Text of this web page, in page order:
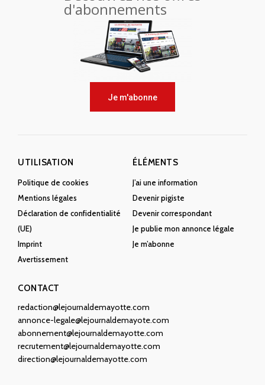
d'abonnements
Je m'abonne
UTILISATION
Politique de cookies
Mentions légales
Déclaration de confidentialité
(UE)
Imprint
Avertissement
ÉLÉMENTS
J’ai une information
Devenir pigiste
Devenir correspondant
Je publie mon annonce légale
Je m’abonne
CONTACT
redaction@lejournaldemayotte.com
annonce-legale@lejournaldemayote.com
abonnement@lejournaldemayotte.com
recrutement@lejournaldemayotte.com
direction@lejournaldemayotte.com